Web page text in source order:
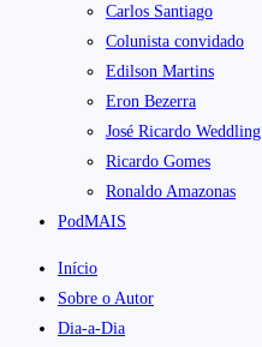
Carlos Santiago
Colunista convidado
Edilson Martins
Eron Bezerra
José Ricardo Weddling
Ricardo Gomes
Ronaldo Amazonas
PodMAIS
Início
Sobre o Autor
Dia-a-Dia